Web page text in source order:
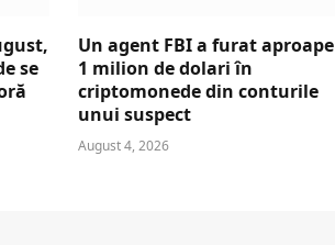
se
Un agent FBI a furat aproape
1 milion de dolari în
criptomonede din conturile
unui suspect
August 4, 2026